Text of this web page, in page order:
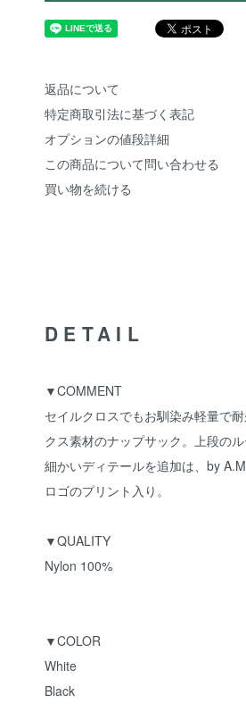
返品について
特定商取引法に基づく表記
オプションの値段詳細
この商品について問い合わせる
買い物を続ける
DETAIL
▼COMMENT
セイルクロスでもお馴染み軽量で
クス素材のナップサック。上段の
細かいディテールを追加は、by
ロゴのプリント入り。
▼QUALITY
Nylon 100%
▼COLOR
White
Black